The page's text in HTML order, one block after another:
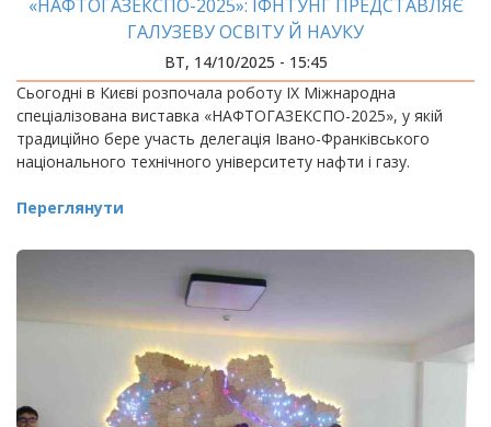
«НАФТОГАЗЕКСПО-2025»: ІФНТУНГ ПРЕДСТАВЛЯЄ
ГАЛУЗЕВУ ОСВІТУ Й НАУКУ
ВТ, 14/10/2025 - 15:45
Сьогодні в Києві розпочала роботу IX Міжнародна
спеціалізована виставка «НАФТОГАЗЕКСПО-2025», у якій
традиційно бере участь делегація Івано-Франківського
національного технічного університету нафти і газу.
Переглянути